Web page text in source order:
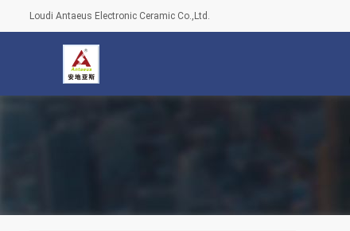
Loudi Antaeus Electronic Ceramic Co.,Ltd.